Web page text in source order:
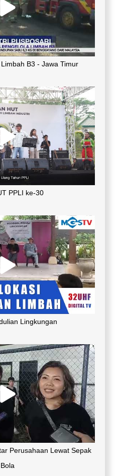
B3 - Jawa Timur
PPLI ke-30
Lingkungan
Perusahaan Lewat Sepak
Bola